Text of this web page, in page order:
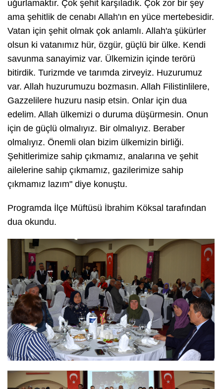
uğurlamaktır. Çok şehit karşıladık. Çok zor bir şey
ama şehitlik de cenabı Allah'ın en yüce mertebesidir.
Vatan için şehit olmak çok anlamlı. Allah'a şükürler
olsun ki vatanımız hür, özgür, güçlü bir ülke. Kendi
savunma sanayimiz var. Ülkemizin içinde terörü
bitirdik. Turizmde ve tarımda zirveyiz. Huzurumuz
var. Allah huzurumuzu bozmasın. Allah Filistinlilere,
Gazzelilere huzuru nasip etsin. Onlar için dua
edelim. Allah ülkemizi o duruma düşürmesin. Onun
için de güçlü olmalıyız. Bir olmalıyız. Beraber
olmalıyız. Önemli olan bizim ülkemizin birliği.
Şehitlerimize sahip çıkmamız, analarına ve şehit
ailelerine sahip çıkmamız, gazilerimize sahip
çıkmamız lazım" diye konuştu.
Programda İlçe Müftüsü İbrahim Köksal tarafından
dua okundu.